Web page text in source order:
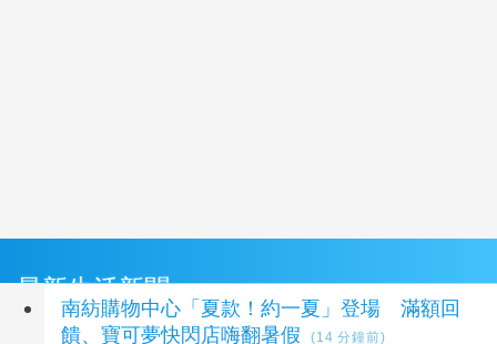
最新生活新聞
南紡購物中心「夏款！約一夏」登場 滿額回
饋、寶可夢快閃店嗨翻暑假
(14 分鐘前)